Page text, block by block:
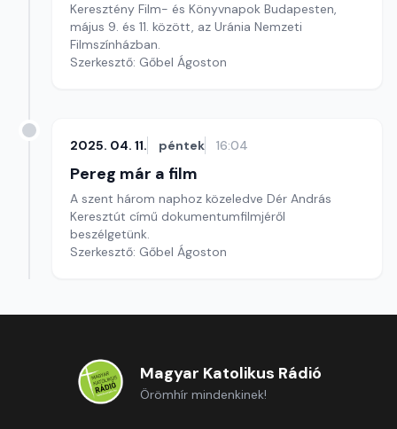
Keresztény Film- és Könyvnapok Budapesten,
május 9. és 11. között, az Uránia Nemzeti
Filmszínházban.
Szerkesztő: Gőbel Ágoston
2025. 04. 11. péntek 16:04
Pereg már a film
A szent három naphoz közeledve Dér András
Keresztút című dokumentumfilmjéről
beszélgetünk.
Szerkesztő: Gőbel Ágoston
Magyar Katolikus Rádió
Örömhír mindenkinek!